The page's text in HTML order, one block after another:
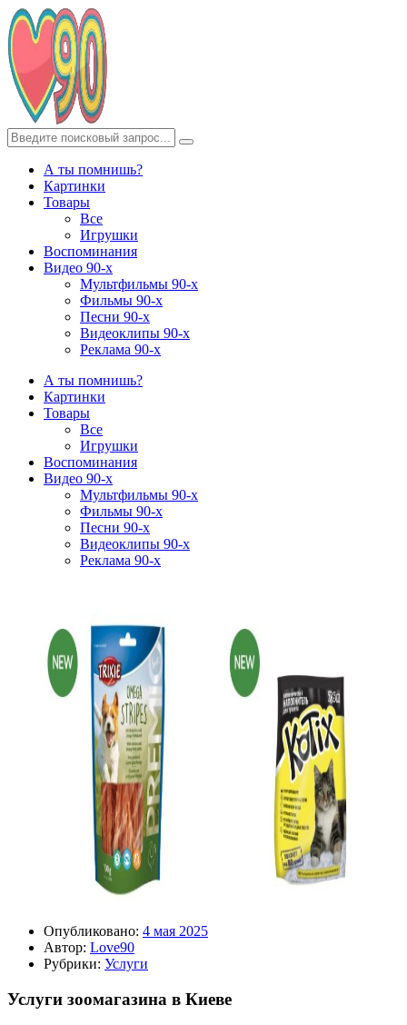
А ты помнишь?
Картинки
Товары
Все
Игрушки
Воспоминания
Видео 90-х
Мультфильмы 90-х
Фильмы 90-х
Песни 90-х
Видеоклипы 90-х
Реклама 90-х
А ты помнишь?
Картинки
Товары
Все
Игрушки
Воспоминания
Видео 90-х
Мультфильмы 90-х
Фильмы 90-х
Песни 90-х
Видеоклипы 90-х
Реклама 90-х
Опубликовано: 4 мая 2025
Автор: Love90
Рубрики: Услуги
Услуги зоомагазина в Киеве